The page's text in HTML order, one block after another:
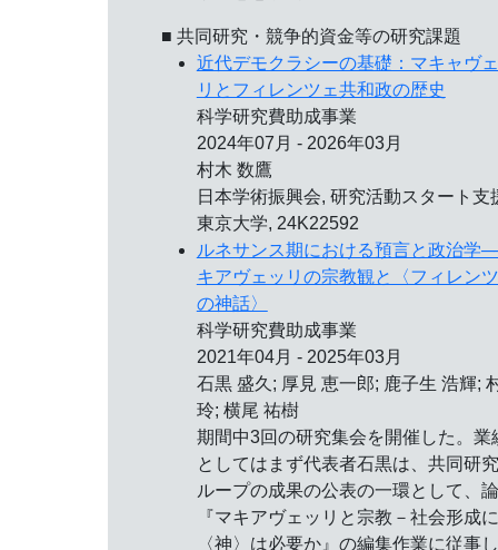
■ 共同研究・競争的資金等の研究課題
近代デモクラシーの基礎：マキャヴ
リとフィレンツェ共和政の歴史
科学研究費助成事業
2024年07月 - 2026年03月
村木 数鷹
日本学術振興会, 研究活動スタート支
東京大学, 24K22592
ルネサンス期における預言と政治学
キアヴェッリの宗教観と〈フィレン
の神話〉
科学研究費助成事業
2021年04月 - 2025年03月
石黒 盛久; 厚見 恵一郎; 鹿子生 浩輝;
玲; 横尾 祐樹
期間中3回の研究集会を開催した。業
としてはまず代表者石黒は、共同研
ループの成果の公表の一環として、
『マキアヴェッリと宗教－社会形成に
〈神〉は必要か』の編集作業に従事